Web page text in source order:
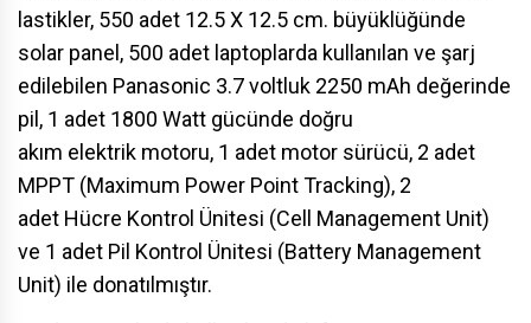
lastikler, 550 adet 12.5 X 12.5 cm. büyüklüğünde
solar panel , 500 adet laptoplarda kullanılan ve şarj
edilebilen Panasonic 3.7 voltluk 2250 mAh değerinde
pil, 1 adet 1800 Watt gücünde doğru
akım elektrik motoru, 1 adet motor sürücü, 2 adet
MPPT (Maximum Power Point Tracking), 2
adet Hücre Kontrol Ünitesi (Cell Management Unit)
ve 1 adet Pil Kontrol Ünitesi (Battery Management
Unit) ile donatılmıştır.